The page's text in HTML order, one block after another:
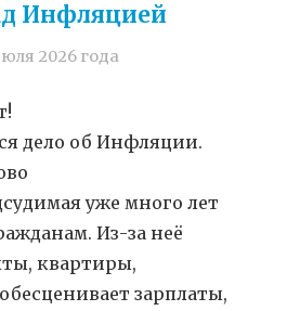
Инфляцией
2026 года
дело об Инфляции.
уже много лет
Из-за неё
квартиры,
зарплаты,